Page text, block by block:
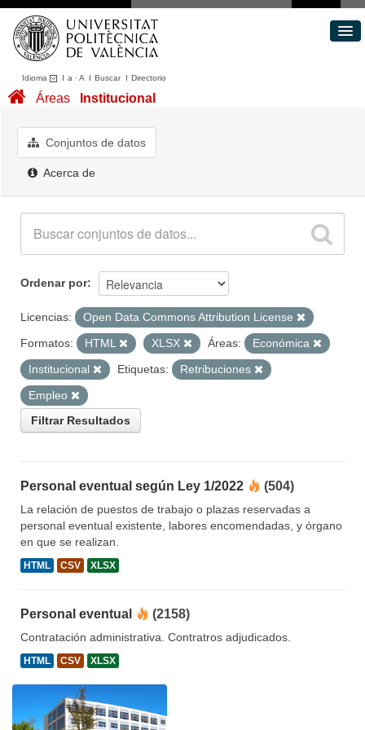
Idioma I a ·A I BuscarI Directorio
Conjuntos de datos
Acerca de
Áreas Institucional
Conjuntos de datos
Acerca de
Ordenar por
Licencias:
Open Data Commons Attribution License
Formatos:
HTML XLSX Áreas:
Económica
Institucional
Etiquetas:
Retribuciones
Empleo
Filtrar Resultados
Personal eventual según Ley 1/2022 (504)
La relación de puestos de trabajo o plazas reservadas a
personal eventual existente, labores encomendadas, y órgano
en que se realizan.
HTML CSV XLSX
Personal eventual (2158)
Contratación administrativa. Contratros adjudicados.
HTML CSV XLSX